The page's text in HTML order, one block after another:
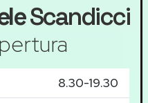
Scandicci
8.30-19.30